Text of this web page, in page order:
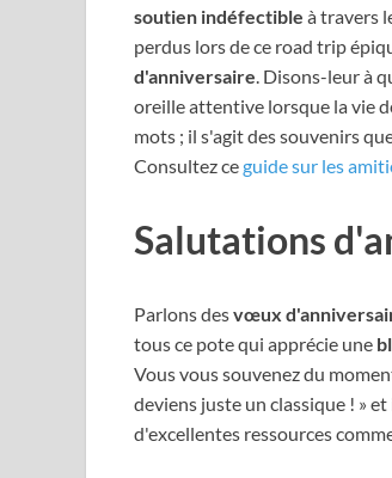
soutien indéfectible à travers
perdus lors de ce road trip
d'anniversaire. Disons-leur à
oreille attentive lorsque la vie
mots ; il s'agit des souvenirs
Consultez ceguide sur les
Salutations
Parlons desvœux
tous ce pote qui apprécie une
Vous vous souvenez du
deviens juste un classique ! »
d'excellentes ressources